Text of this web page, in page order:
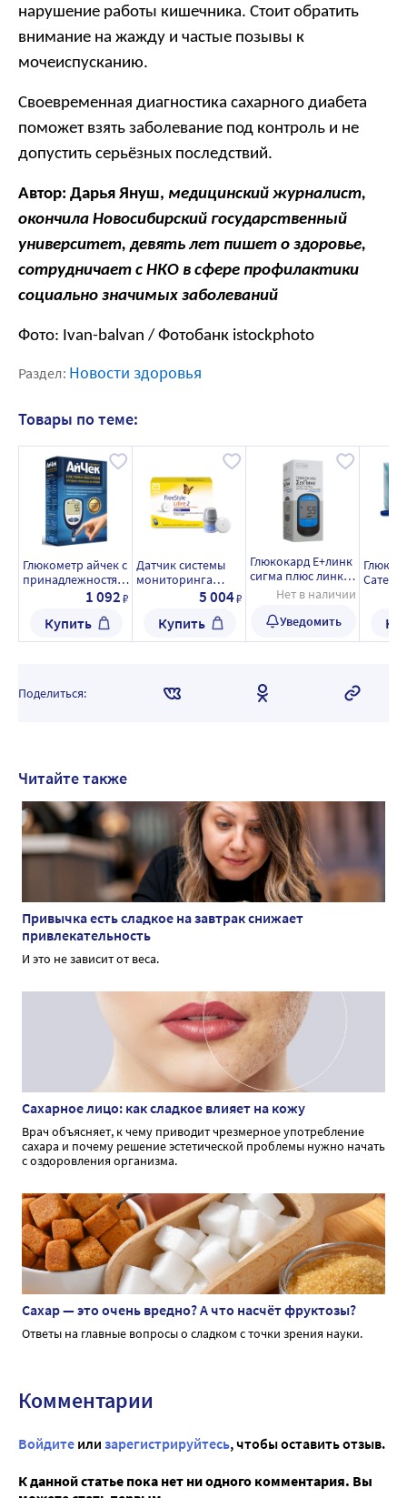
нарушение работы кишечника. Стоит обратить
внимание на жажду и частые позывы к
мочеиспусканию.
Своевременная диагностика сахарного диабета
поможет взять заболевание под контроль и не
допустить серьёзных последствий.
Автор: Дарья Януш, медицинский журналист,
окончила Новосибирский государственный
университет, девять лет пишет о здоровье,
сотрудничает с НКО в сфере профилактики
социально значимых заболеваний
Фото: Ivan-balvan / Фотобанк istockphoto
Раздел: Новости здоровья
Товары по теме:
Глюкометр айчек с
принадлежностям
и/стартовый1 092₽
Купить
Датчик системы
мониторинга
глюкозы FreeStyle
5 004₽
Купить
Глюкокард E+линк
сигма плюс линк
прибор для
глюкозы в крови/
Нет в наличии
Уведомить
Поделиться:
Читайте также
Привычка есть сладкое на завтрак снижает
привлекательность
И это не зависит от веса.
Сахарное лицо: как сладкое влияет на кожу
Врач объясняет, к чему приводит чрезмерное употребление
сахара и почему решение эстетической проблемы нужно начать
с оздоровления организма.
Сахар — это очень вредно? А что насчёт фруктозы?
Ответы на главные вопросы о сладком с точки зрения науки.
Комментарии
Войдите или зарегистрируйтесь, чтобы оставить отзыв.
К данной статье пока нет ни одного комментария. Вы